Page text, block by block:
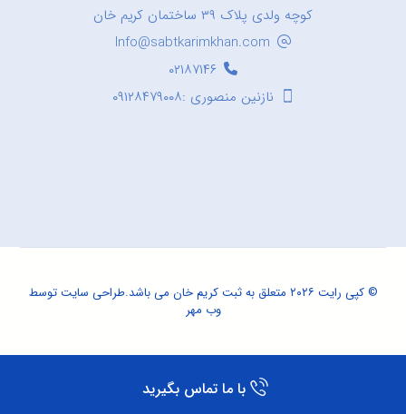
کوچه ولدی پلاک ۳۹ ساختمان کریم خان
Info@sabtkarimkhan.com
۰۲۱۸۷۱۴۶
نازنین منصوری :۰۹۱۲۸۴۷۹۰۰۸
© کپی رایت ۲۰۲۶ متعلق به ثبت کریم خان می باشد. طراحی سایتتوسط
وب مهر
با ما تماس بگیرید